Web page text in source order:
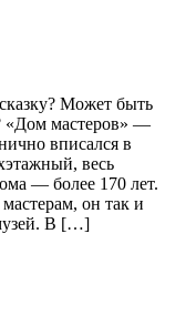
Может быть
«Дом мастеров» —
вписался в
весь
— более 170 лет.
он так и
В […]